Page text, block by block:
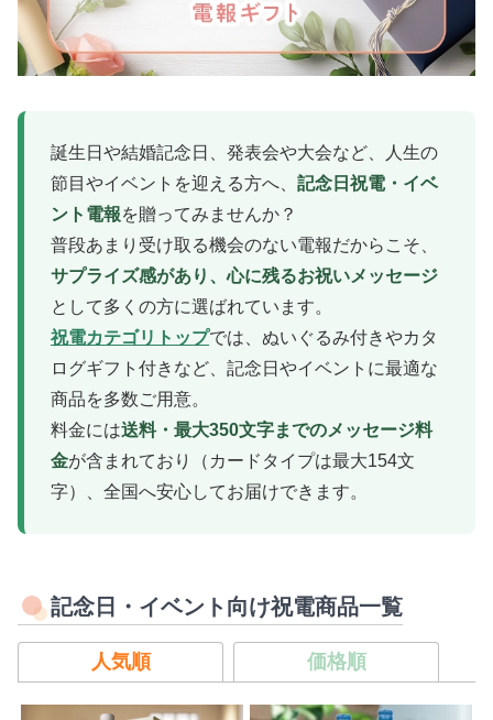
誕生日や結婚記念日、発表会や大会など、人生の
節目やイベントを迎える方へ、 記念日祝電・イベ
ント電報を贈ってみませんか？
普段あまり受け取る機会のない電報だからこそ、
サプライズ感があり、心に残るお祝いメッセージ
として多くの方に選ばれています。
祝電カテゴリトップでは、ぬいぐるみ付きやカタ
ログギフト付きなど、記念日やイベントに最適な
商品を多数ご用意。
料金には送料・最大350文字までのメッセージ料
金が含まれており（カードタイプは最大154文
字）、全国へ安心してお届けできます。
記念日・イベント向け祝電商品一覧
人気順 価格順